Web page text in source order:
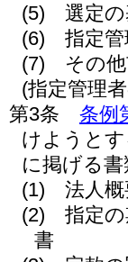
(5)
選定
(6)
指定
(7)
その
(指定管理
第3条
条例
けようと
に掲げる
(1)
法人
(2)
指定
書